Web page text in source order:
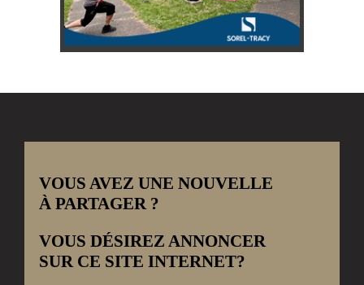
VOUS AVEZ UNE NOUVELLE
À PARTAGER ?
VOUS DÉSIREZ ANNONCER
SUR CE SITE INTERNET?